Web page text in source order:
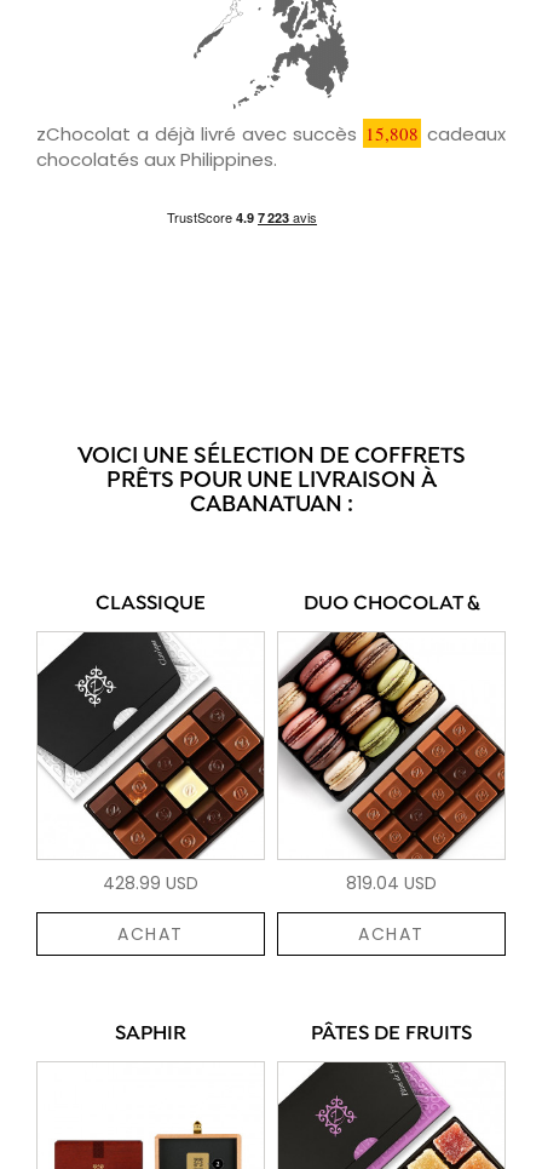
zChocolat a déjà livré avec succès 15,808 cadeaux
chocolatés aux Philippines.
VOICI UNE SÉLECTION DE COFFRETS
PRÊTS POUR UNE LIVRAISON À
CABANATUAN :
CLASSIQUE
428.99 USD
ACHAT
DUO CHOCOLAT &
819.04 USD
ACHAT
SAPHIR PÂTES DE FRUITS